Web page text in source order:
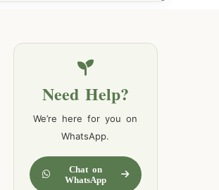
Need Help?
We’re here for you on
WhatsApp.
Chat on
WhatsApp